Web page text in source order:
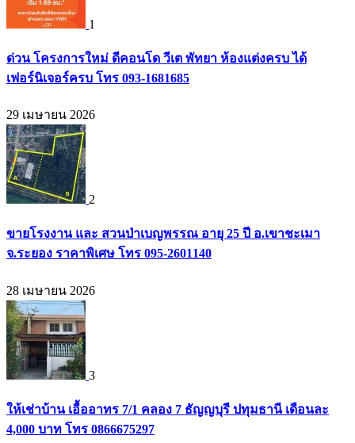
1
ด่วน โครงการใหม่ ดีคอนโด วีเต พัทยา ห้องแต่งครบ ได้
เฟอร์นิเจอร์ครบ โทร 093-1681685
29 เมษายน 2026
2
ขายโรงงาน และ สวนป่าเบญพรรณ อายุ 25 ปี อ.เขาชะเมา
จ.ระยอง ราคาพิเศษ โทร 095-2601140
28 เมษายน 2026
3
ให้เช่าบ้าน เอื้ออาทร 7/1 คลอง 7 ธัญญบุรี ปทุมธานี เดือนละ
4,000 บาท โทร 0866675297